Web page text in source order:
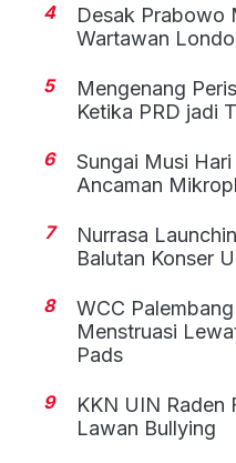
4
Desak Prabowo
Wartawan
5
Mengenang
Ketika PRD jadi
6
Sungai Musi
Ancaman
7
Nurrasa
Balutan Konser
8
WCC
Menstruasi
Pads
9
KKN UIN Raden
Lawan Bullying